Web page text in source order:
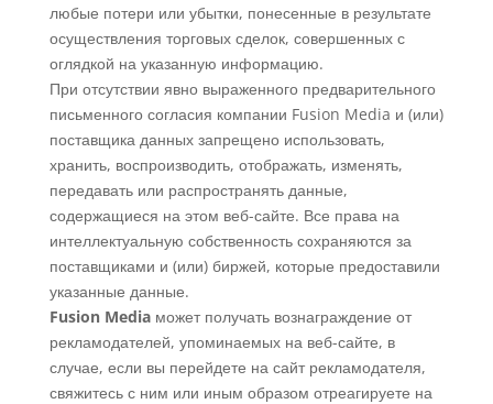
любые потери или убытки, понесенные в результате
осуществления торговых сделок, совершенных с
оглядкой на указанную информацию.
При отсутствии явно выраженного предварительного
письменного согласия компании Fusion Media и (или)
поставщика данных запрещено использовать,
хранить, воспроизводить, отображать, изменять,
передавать или распространять данные,
содержащиеся на этом веб-сайте. Все права на
интеллектуальную собственность сохраняются за
поставщиками и (или) биржей, которые предоставили
указанные данные.
Fusion Mediaможет получать вознаграждение от
рекламодателей, упоминаемых на веб-сайте, в
случае, если вы перейдете на сайт рекламодателя,
свяжитесь с ним или иным образом отреагируете на